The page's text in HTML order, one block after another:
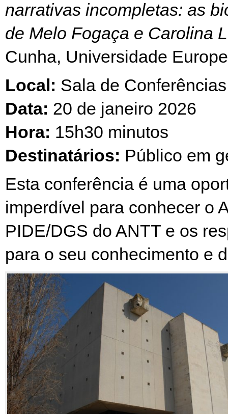
narrativas incompletas: as
de Melo Fogaça e Carolina
Cunha, Universidade
Local: Sala de
Data: 20 de janeiro 2026
Hora: 15h30 minutos
Destinatários: Público em
Esta conferência é uma
imperdível para conhecer o
PIDE/DGS do ANTT e os
para o seu conhecimento e